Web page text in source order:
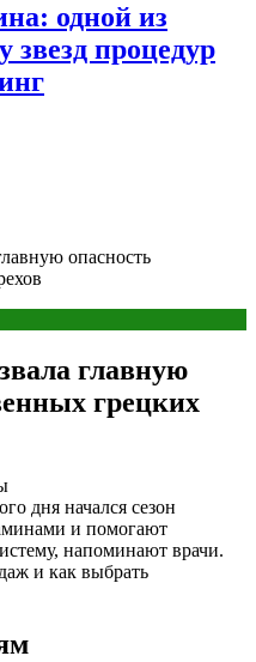
одной из
звезд процедур
опасность
главную
грецких
дня начался сезон
и помогают
напоминают врачи.
и как выбрать